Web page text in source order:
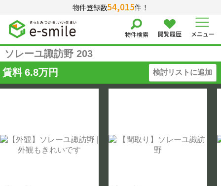
物件登録数54,015件！
物件検索 閲覧履歴 メニュー
ソレーユ諏訪野 203
賃料 6.8万円 検討リストに追加